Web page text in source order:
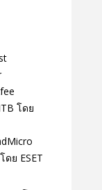
โดย
ย ESET